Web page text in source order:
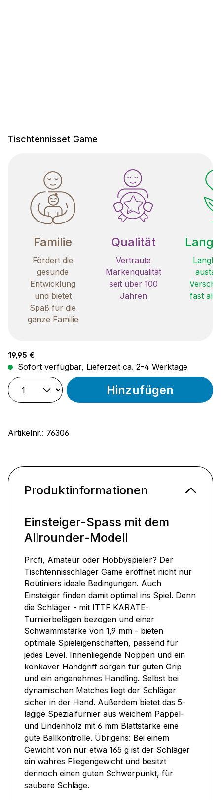
Tischtennisset Game
Familie
Fördert die
gesunde
Entwicklung
und bietet
Spaß für die
ganze Familie
Qualität
Vertraute
Markenqualität
seit über 100
Jahren
fast
Regulärer Preis:
19,95 €
Sofort verfügbar, Lieferzeit ca. 2-4 Werktage
Hinzufügen
Artikelnr.: 76306
Produktinformationen
Einsteiger-Spass mit dem
Allrounder-Modell
Profi, Amateur oder Hobbyspieler? Der
Tischtennisschläger Game eröffnet nicht nur
Routiniers ideale Bedingungen. Auch
Einsteiger finden damit optimal ins Spiel. Denn
die Schläger - mit ITTF KARATE-
Turnierbelägen bezogen und einer
Schwammstärke von 1,9 mm - bieten
optimale Spieleigenschaften, passend für
jedes Level. Innenliegende Noppen und ein
konkaver Handgriff sorgen für guten Grip
und ein angenehmes Handling. Selbst bei
dynamischen Matches liegt der Schläger
sicher in der Hand. Außerdem bietet das 5-
lagige Spezialfurnier aus weichem Pappel-
und Lindenholz mit 6 mm Blattstärke eine
gute Ballkontrolle. Übrigens: Bei einem
Gewicht von nur etwa 165 g ist der Schläger
ein wahres Fliegengewicht und besitzt
dennoch einen guten Schwerpunkt, für
saubere Schläge.